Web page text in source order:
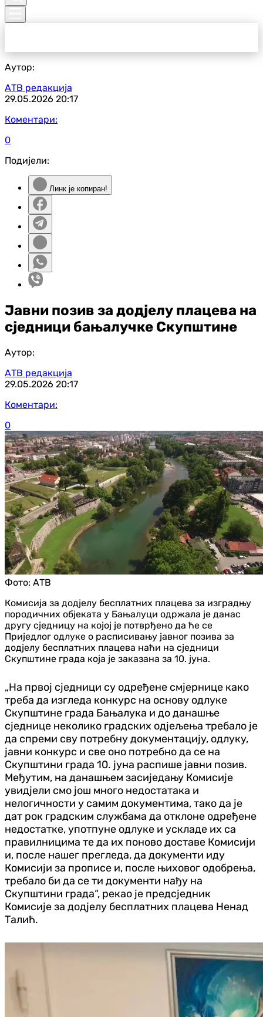
Аутор:
АТВ редакција
29.05.2026 20:17
Коментари:
0
Подијели:
Линк је копиран!
Јавни позив за додјелу плацева на
сједници бањалучке Скупштине
Аутор:
АТВ редакција
29.05.2026 20:17
Коментари:
0
Фото: АТВ
Комисија за додјелу бесплатних плацева за изградњу
породичних објеката у Бањалуци одржала је данас
другу сједницу на којој је потврђено да ће се
Приједлог одлуке о расписивању јавног позива за
додјелу бесплатних плацева наћи на сједници
Скупштине града која је заказана за 10. јуна.
„На првој сједници су одређене смјернице како
треба да изгледа конкурс на основу одлуке
Скупштине града Бањалука и до данашње
сједнице неколико градских одјељења требало је
да спреми сву потребну документацију, одлуку,
јавни конкурс и све оно потребно да се на
Скупштини града 10. јуна распише јавни позив.
Међутим, на данашњем засиједању Комисије
увидјели смо још много недостатака и
нелогичности у самим документима, тако да је
дат рок градским службама да отклоне одређене
недостатке, употпуне одлуке и ускладе их са
правилницима те да их поново доставе Комисији
и, после нашег прегледа, да документи иду
Комисији за прописе и, после њиховог одобрења,
требало би да се ти документи нађу на
Скупштини града“, рекао је предсједник
Комисије за додјелу бесплатних плацева Ненад
Талић.